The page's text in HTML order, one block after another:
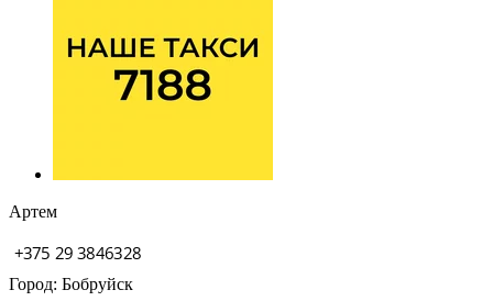
Артем
Город: Бобруйск